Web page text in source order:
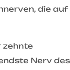
die auf
zehnte
Nerv des